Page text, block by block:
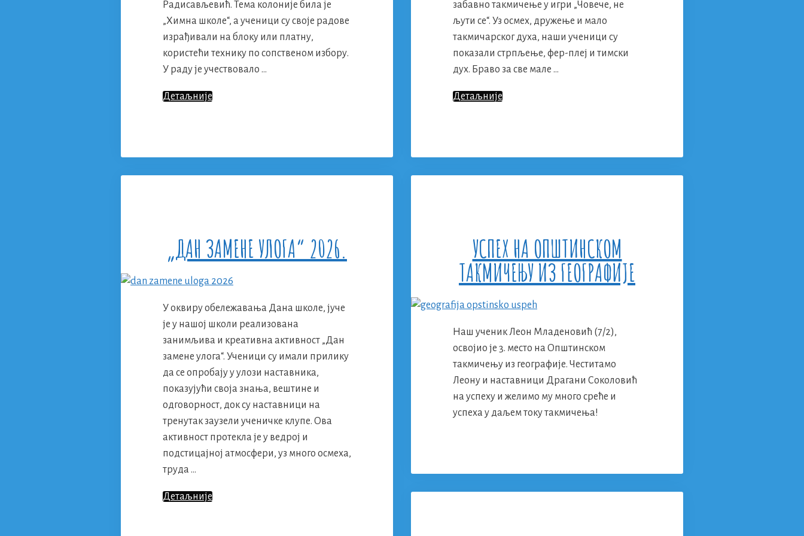
Радисављевић. Тема колоније била је
„Химна школе“, а ученици су своје радове
израђивали на блоку или платну,
користећи технику по сопственом избору.
У раду је учествовало …
ДетаљнијеЛиковна
Школе
забавно такмичење у игри „Човече, не
љути се“. Уз осмех, дружење и мало
такмичарског духа, наши ученици су
показали стрпљење, фер-плеј и тимски
дух. Браво за све мале …
ДетаљнијеТакмичење
Не
Љути
„ДАН ЗАМЕНЕ УЛОГА“ 2026.
У оквиру обележавања Дана школе, јуче
је у нашој школи реализована
занимљива и креативна активност „Дан
замене улога“. Ученици су имали прилику
да се опробају у улози наставника,
показујући своја знања, вештине и
одговорност, док су наставници на
тренутак заузели ученичке клупе. Ова
активност протекла је у ведрој и
подстицајној атмосфери, уз много осмеха,
труда …
Детаљније„Дан
УСПЕХ НА ОПШТИНСКОМ
ТАКМИЧЕЊУ ИЗ ГЕОГРАФИЈЕ
Наш ученик Леон Младеновић (7/2),
освојио је 3. место на Општинском
такмичењу из географије. Честитамо
Леону и наставници Драгани Соколовић
на успеху и желимо му много среће и
успеха у даљем току такмичења!